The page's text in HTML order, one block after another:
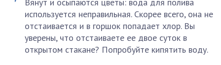
используется неправильная. Скорее всего, она не
отстаивается и в горшок попадает хлор. Вы
уверены, что отстаиваете ее двое суток в
открытом стакане? Попробуйте кипятить воду.